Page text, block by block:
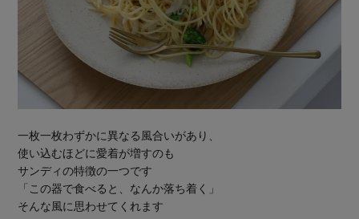
一枚一枚わずかに異なる風合いがあり、
使い込むほどに愛着が増すのも
サンディの特徴の一つです
「この器で食べると、なんか落ち着く」
そんな風に思わせてくれます